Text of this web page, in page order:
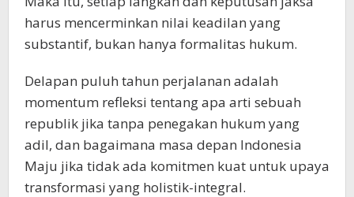
harus mencerminkan nilai keadilan yang
substantif, bukan hanya formalitas hukum.
Delapan puluh tahun perjalanan adalah
momentum refleksi tentang apa arti sebuah
republik jika tanpa penegakan hukum yang
adil, dan bagaimana masa depan Indonesia
Maju jika tidak ada komitmen kuat untuk upaya
transformasi yang holistik-integral.